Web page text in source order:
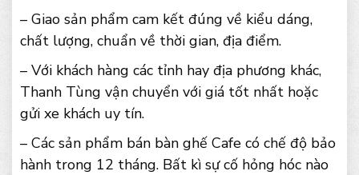
– Giao sản phẩm cam kết đúng về kiểu dáng,
chất lượng, chuẩn về thời gian, địa điểm.
– Với khách hàng các tỉnh hay địa phương khác,
Thanh Tùng vận chuyển với giá tốt nhất hoặc
gửi xe khách uy tín.
– Các sản phẩm bán bàn ghế Cafe có chế độ bảo
hành trong 12 tháng. Bất kì sự cố hỏng hóc nào